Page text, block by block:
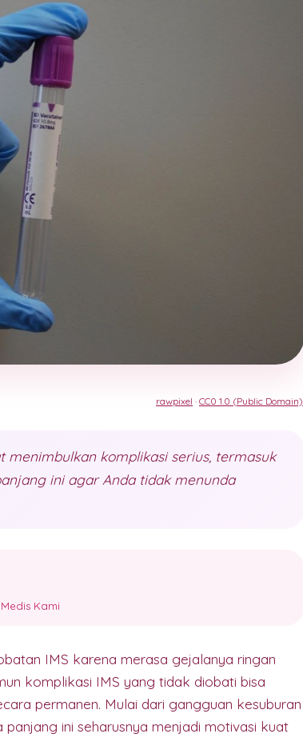
rawpixel · CC0 1.0 (Public Domain)
komplikasi serius, termasuk
ini agar Anda tidak menunda
Kami
IMS karena merasa gejalanya ringan
komplikasi IMS yang tidak diobati bisa
permanen. Mulai dari gangguan kesuburan
ini seharusnya menjadi motivasi kuat